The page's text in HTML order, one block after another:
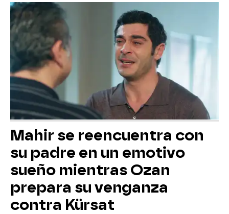
Mahir se reencuentra con
su padre en un emotivo
sueño mientras Ozan
prepara su venganza
contra Kürsat